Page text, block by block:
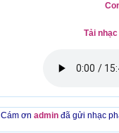
Tải nhạc
Cám ơn admin đã gửi nhạc